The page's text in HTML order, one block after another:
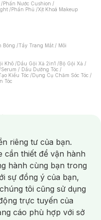
/Phấn Nước Cushion /
/Phấn Phủ /Xịt Khoá Makeup
Bóng /Tẩy Trang Mắt / Môi
Khô /Dầu Gội Xả 2in1 /Bộ Gội Xả /
/Serum / Dầu Dưỡng Tóc /
Kiểu Tóc /Dụng Cụ Chăm Sóc Tóc /
Tóc
Xông Hơi /Nước Rửa Tay/
/Bàn Chải Điện/
Nước/ Nước Súc Miệng/
Vệ Sinh/Dưỡng Vùng Kín/
/Bọt Cạo Râu /Dao Cạo Râu/
/ Da Lão Hóa/ Da Mụn/
/ Nám / Tàn Nhang
/ Máy Rửa Mặt Máy Chăm Sóc Da
riêng tư của bạn.
cần thiết để vận hành
hành cùng bạn trong
sự đồng ý của bạn,
tôi cũng sử dụng
trực tuyến của
cáo phù hợp với sở